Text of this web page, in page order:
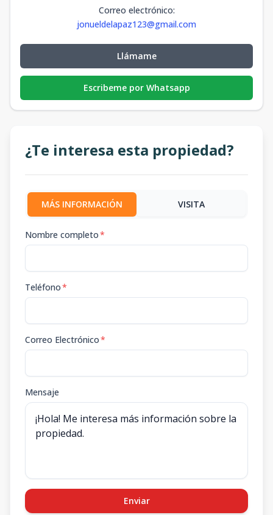
Correo electrónico:
jonueldelapaz123@gmail.com
Llámame
Escribeme por Whatsapp
¿Te interesa esta propiedad?
MÁS INFORMACIÓN VISITA
Nombre completo*
Teléfono*
Correo Electrónico*
Mensaje
Enviar